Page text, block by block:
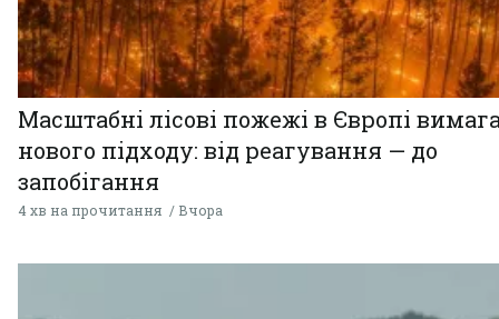
Масштабні лісові пожежі в Європі
нового підходу: від реагування — до
запобігання
4 хв на прочитання Вчора